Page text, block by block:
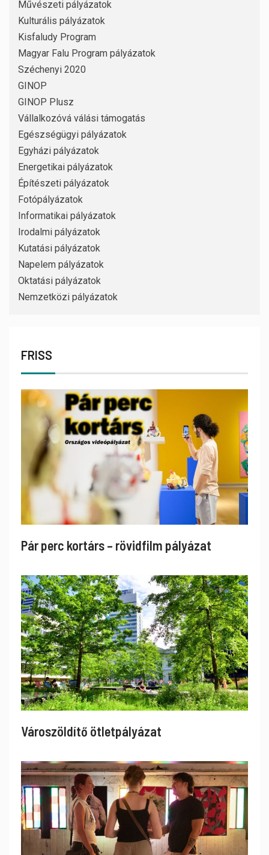
Művészeti pályázatok
Kulturális pályázatok
Kisfaludy Program
Magyar Falu Program pályázatok
Széchenyi 2020
GINOP
GINOP Plusz
Vállalkozóvá válási támogatás
Egészségügyi pályázatok
Egyházi pályázatok
Energetikai pályázatok
Építészeti pályázatok
Fotópályázatok
Informatikai pályázatok
Irodalmi pályázatok
Kutatási pályázatok
Napelem pályázatok
Oktatási pályázatok
Nemzetközi pályázatok
FRISS
Pár perc kortárs – rövidfilm pályázat
Városzöldítő ötletpályázat